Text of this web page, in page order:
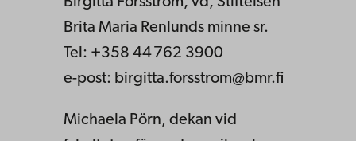
Brita Maria Renlunds minne sr.
Tel: +358 44 762 3900
e-post: birgitta.forsstrom@bmr.fi
Michaela Pörn, dekan vid